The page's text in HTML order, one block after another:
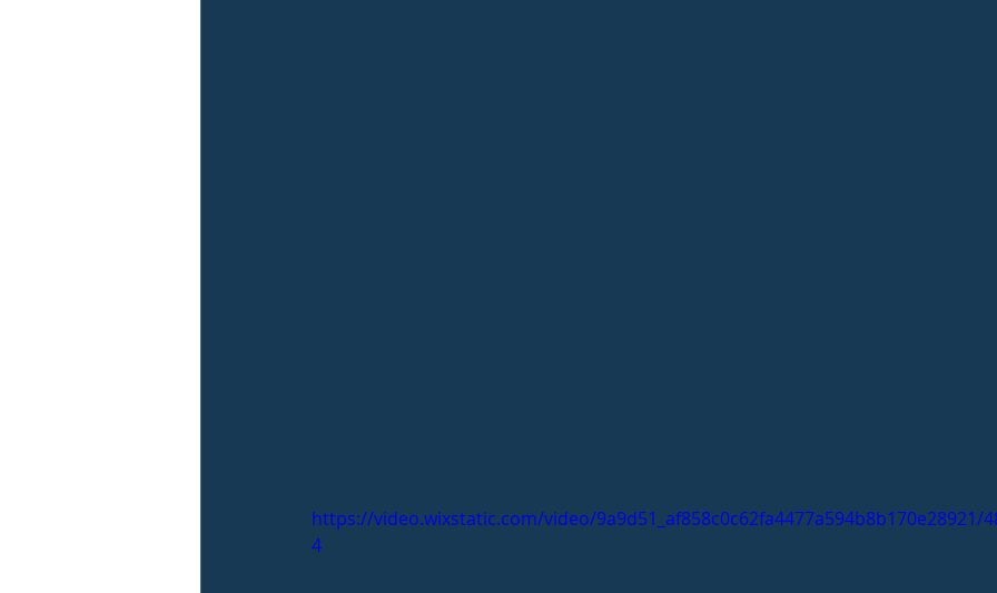
https://video.wixstatic.com/video/9a9d51_af858c0c62fa4477a594b8b170e28921/
4